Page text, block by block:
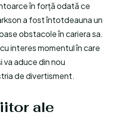
în forță odată ce
a fost întotdeauna un
obstacole în cariera sa.
interes momentul în care
aduce din nou
de divertisment.
ale